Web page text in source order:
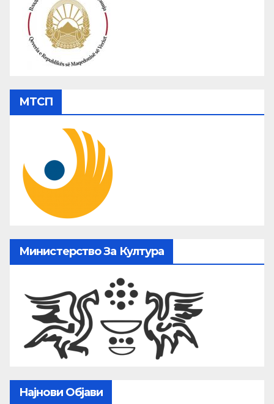
МТСП
Министерство За Култура
Најнови Објави